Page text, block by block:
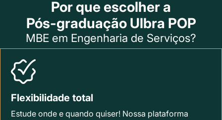
Por que escolher a
Pós-graduação Ulbra POP
MBE em Engenharia de Serviços?
Flexibilidade total
Estude onde e quando quiser! Nossa plataforma